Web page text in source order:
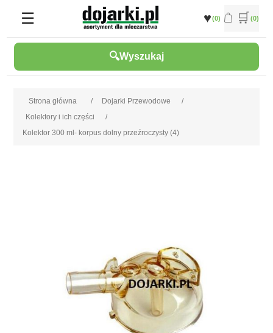
(0) (0)
Wyszukaj
Strona główna / Dojarki Przewodowe
/
Kolektory i ich części
/
Kolektor 300 ml- korpus dolny przeźroczysty (4)